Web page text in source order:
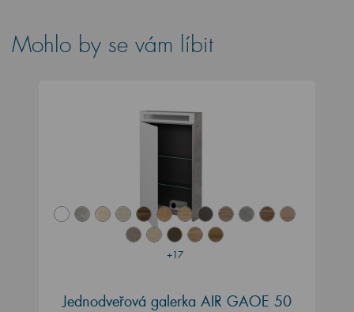
Mohlo by se vám líbit
+17
Jednodveřová galerka AIR GAOE 50